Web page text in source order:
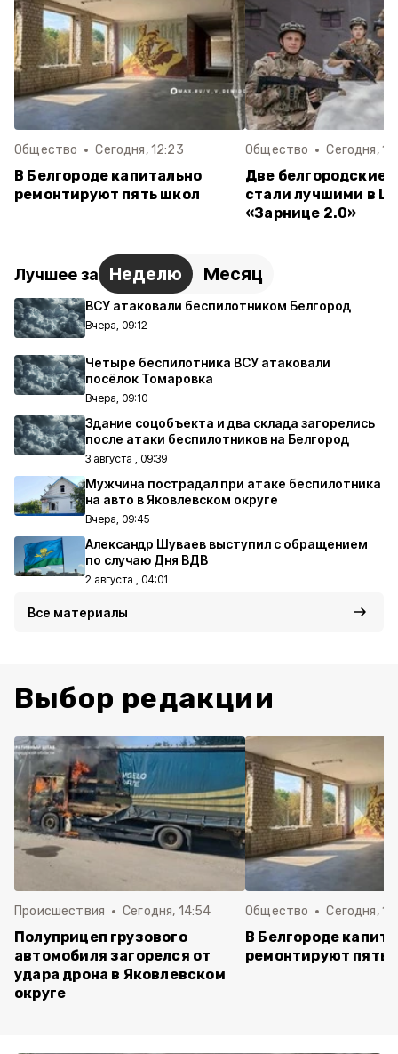
Общество Сегодня, 12:23
В Белгороде капитально
ремонтируют пять школ
Общество Сегодня,
Две белгородские
стали лучшими в
«Зарнице 2.0»
Лучшее за Неделю Месяц
ВСУ атаковали беспилотником Белгород
Вчера, 09:12
Четыре беспилотника ВСУ атаковали
посёлок Томаровка
Вчера, 09:10
Здание соцобъекта и два склада загорелись
после атаки беспилотников на Белгород
3 августа , 09:39
Мужчина пострадал при атаке беспилотника
на авто в Яковлевском округе
Вчера, 09:45
Александр Шуваев выступил с обращением
по случаю Дня ВДВ
2 августа , 04:01
Все материалы
Выбор редакции
Происшествия Сегодня, 14:54
Полуприцеп грузового
автомобиля загорелся от
удара дрона в Яковлевском
округе
Общество Сегодня,
В Белгороде
ремонтируют пять